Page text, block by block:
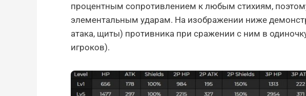
процентным сопротивлением к любым стихиям,
элементальным ударам. На изображении ниже
атака, щиты) противника при сражении с ним в
игроков).